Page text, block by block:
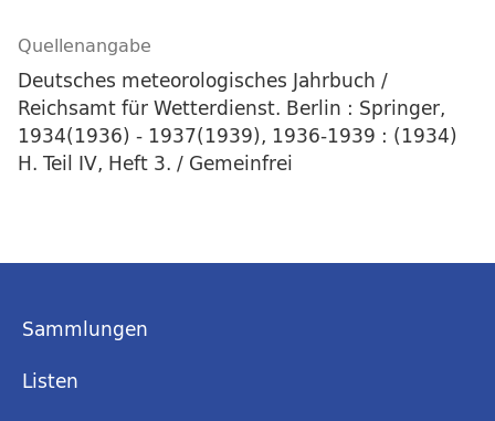
Quellenangabe
Deutsches meteorologisches Jahrbuch /
Reichsamt für Wetterdienst. Berlin : Springer,
1934(1936) - 1937(1939), 1936-1939 : (1934)
H. Teil IV, Heft 3. / Gemeinfrei
Sammlungen
Listen